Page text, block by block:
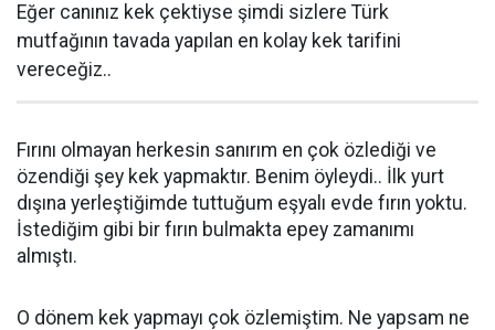
Eğer canınız kek çektiyse şimdi sizlere Türk
mutfağının tavada yapılan en kolay kek tarifini
vereceğiz..
Fırını olmayan herkesin sanırım en çok özlediği ve
özendiği şey kek yapmaktır. Benim öyleydi.. İlk yurt
dışına yerleştiğimde tuttuğum eşyalı evde fırın yoktu.
İstediğim gibi bir fırın bulmakta epey zamanımı
almıştı.
O dönem kek yapmayı çok özlemiştim. Ne yapsam ne